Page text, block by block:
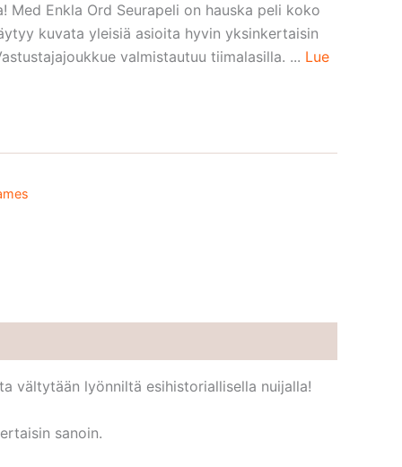
Med Enkla Ord Seurapeli on hauska peli koko
kuvata yleisiä asioita hyvin yksinkertaisin
valmistautuu tiimalasilla. ... Lue
vältytään lyönniltä esihistoriallisella nuijalla!
sanoin.